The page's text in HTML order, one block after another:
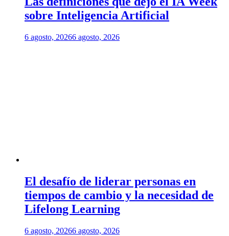
sobre Inteligencia Artificial
6 agosto, 20266 agosto, 2026
El desafío de liderar personas en
tiempos de cambio y la necesidad de
Lifelong Learning
6 agosto, 20266 agosto, 2026